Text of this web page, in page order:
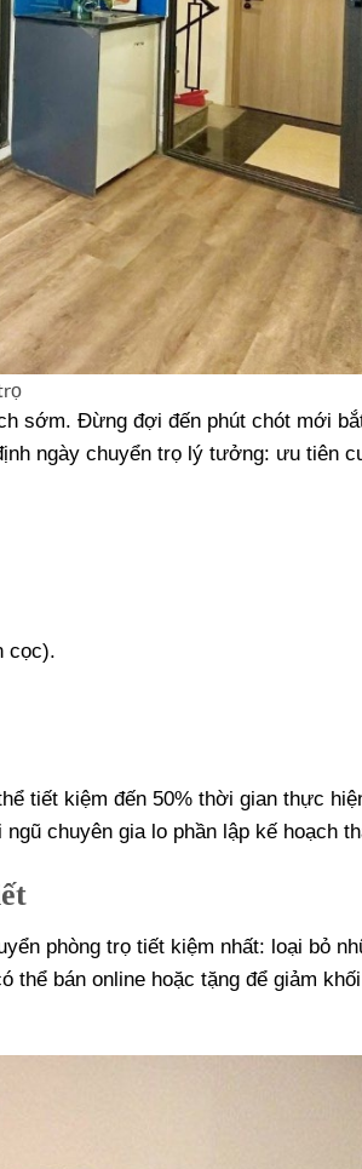
sớm. Đừng đợi đến phút chót mới
ngày chuyển trọ lý tưởng: ưu tiên
cọc).
tiết kiệm đến 50% thời gian thực
chuyên gia lo phần lập kế hoạch
phòng trọ tiết kiệm nhất: loại bỏ
thể bán online hoặc tặng để giảm